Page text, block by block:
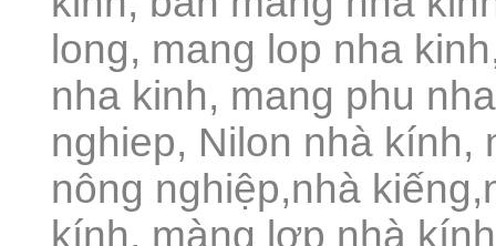
long, mang lop nha
nha kinh, mang phu
nghiep, Nilon nhà kính,
nông nghiệp,nhà
kính, màng lợp nhà